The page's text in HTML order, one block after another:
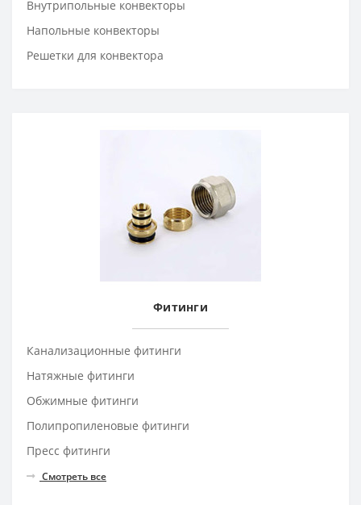
Внутрипольные конвекторы
Напольные конвекторы
Решетки для конвектора
Фитинги
Канализационные фитинги
Натяжные фитинги
Обжимные фитинги
Полипропиленовые фитинги
Пресс фитинги
Смотреть все